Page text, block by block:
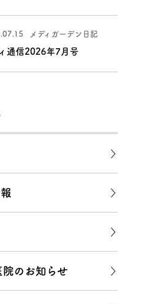
メディガーデン日記
通信2026年7月号
のお知らせ